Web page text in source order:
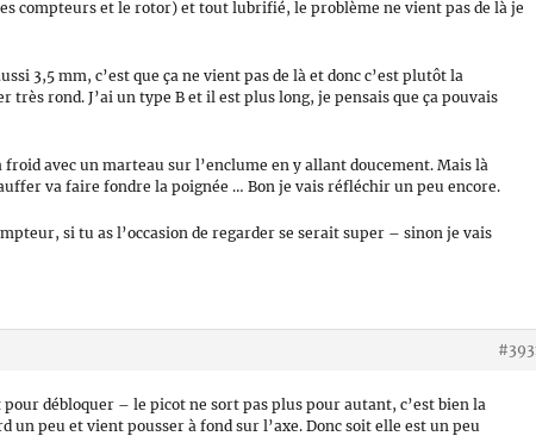
compteurs et le rotor) et tout lubrifié, le problème ne vient pas de là je
3,5 mm, c’est que ça ne vient pas de là et donc c’est plutôt la
très rond. J’ai un type B et il est plus long, je pensais que ça pouvais
froid avec un marteau sur l’enclume en y allant doucement. Mais là
va faire fondre la poignée … Bon je vais réfléchir un peu encore.
si tu as l’occasion de regarder se serait super – sinon je vais
débloquer – le picot ne sort pas plus pour autant, c’est bien la
un peu et vient pousser à fond sur l’axe. Donc soit elle est un peu